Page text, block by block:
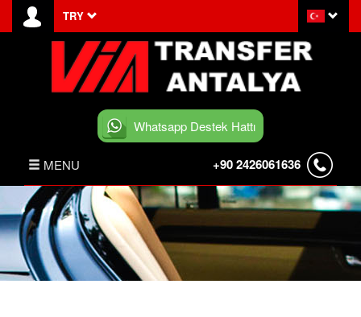
TRY
Whatsapp Destek Hattı
MENU +90 2426061636
ANASAYFA
HABERLER
BELEK TRANSFER